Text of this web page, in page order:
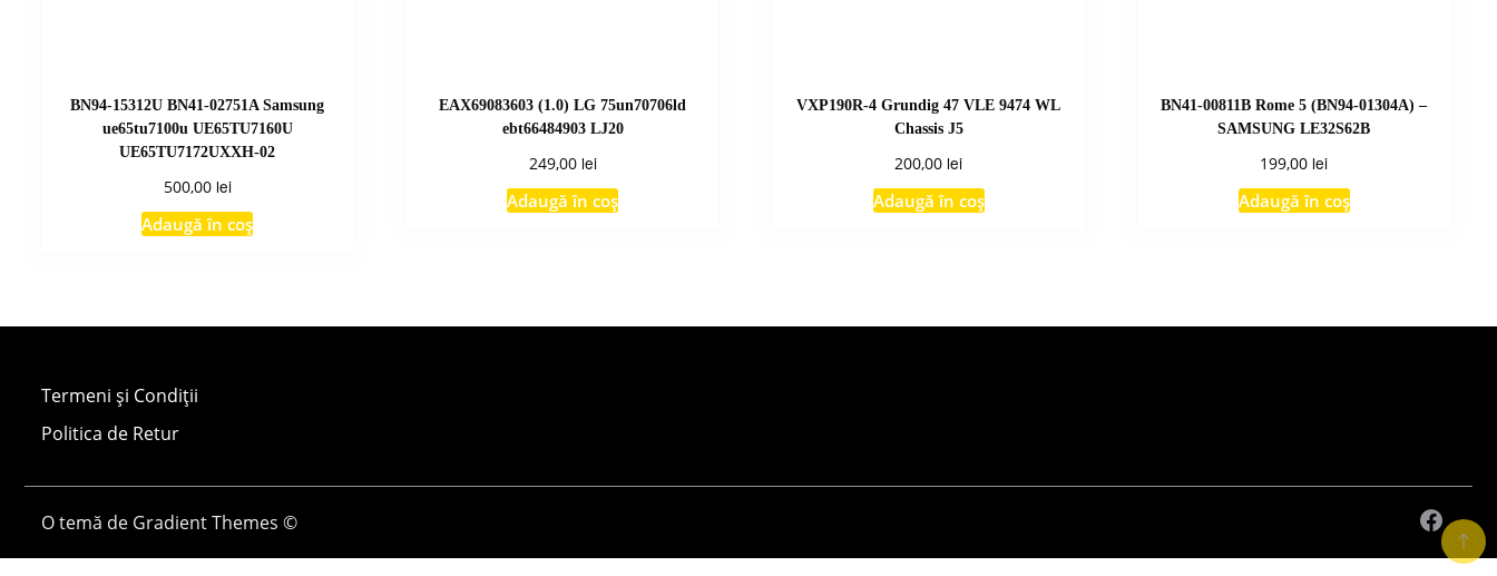
BN94-15312U BN41-02751A Samsung
ue65tu7100u UE65TU7160U
UE65TU7172UXXH-02
500,00 lei
Adaugă în coș
EAX69083603 (1.0) LG 75un70706ld
ebt66484903 LJ20
249,00 lei
Adaugă în coș
VXP190R-4 Grundig 47 VLE 9474 WL
Chassis J5
200,00 lei
Adaugă în coș
BN41-00811B Rome 5 (BN94-01304A) –
SAMSUNG LE32S62B
199,00 lei
Adaugă în coș
Termeni și Condiții
Politica de Retur
O temă de Gradient Themes ©